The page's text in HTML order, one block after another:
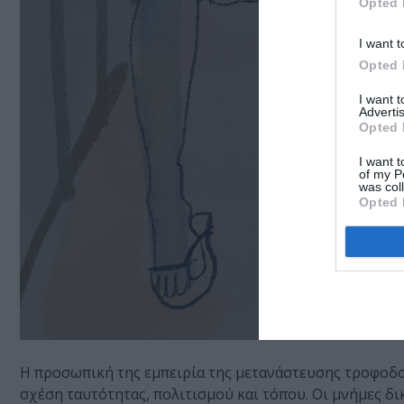
I want
Opted
I want
Opted
I want
of my
was
Opted
Η προσωπική της εμπειρία της μετανάστευσης
σχέση ταυτότητας, πολιτισμού και τόπου. Οι μνήμες